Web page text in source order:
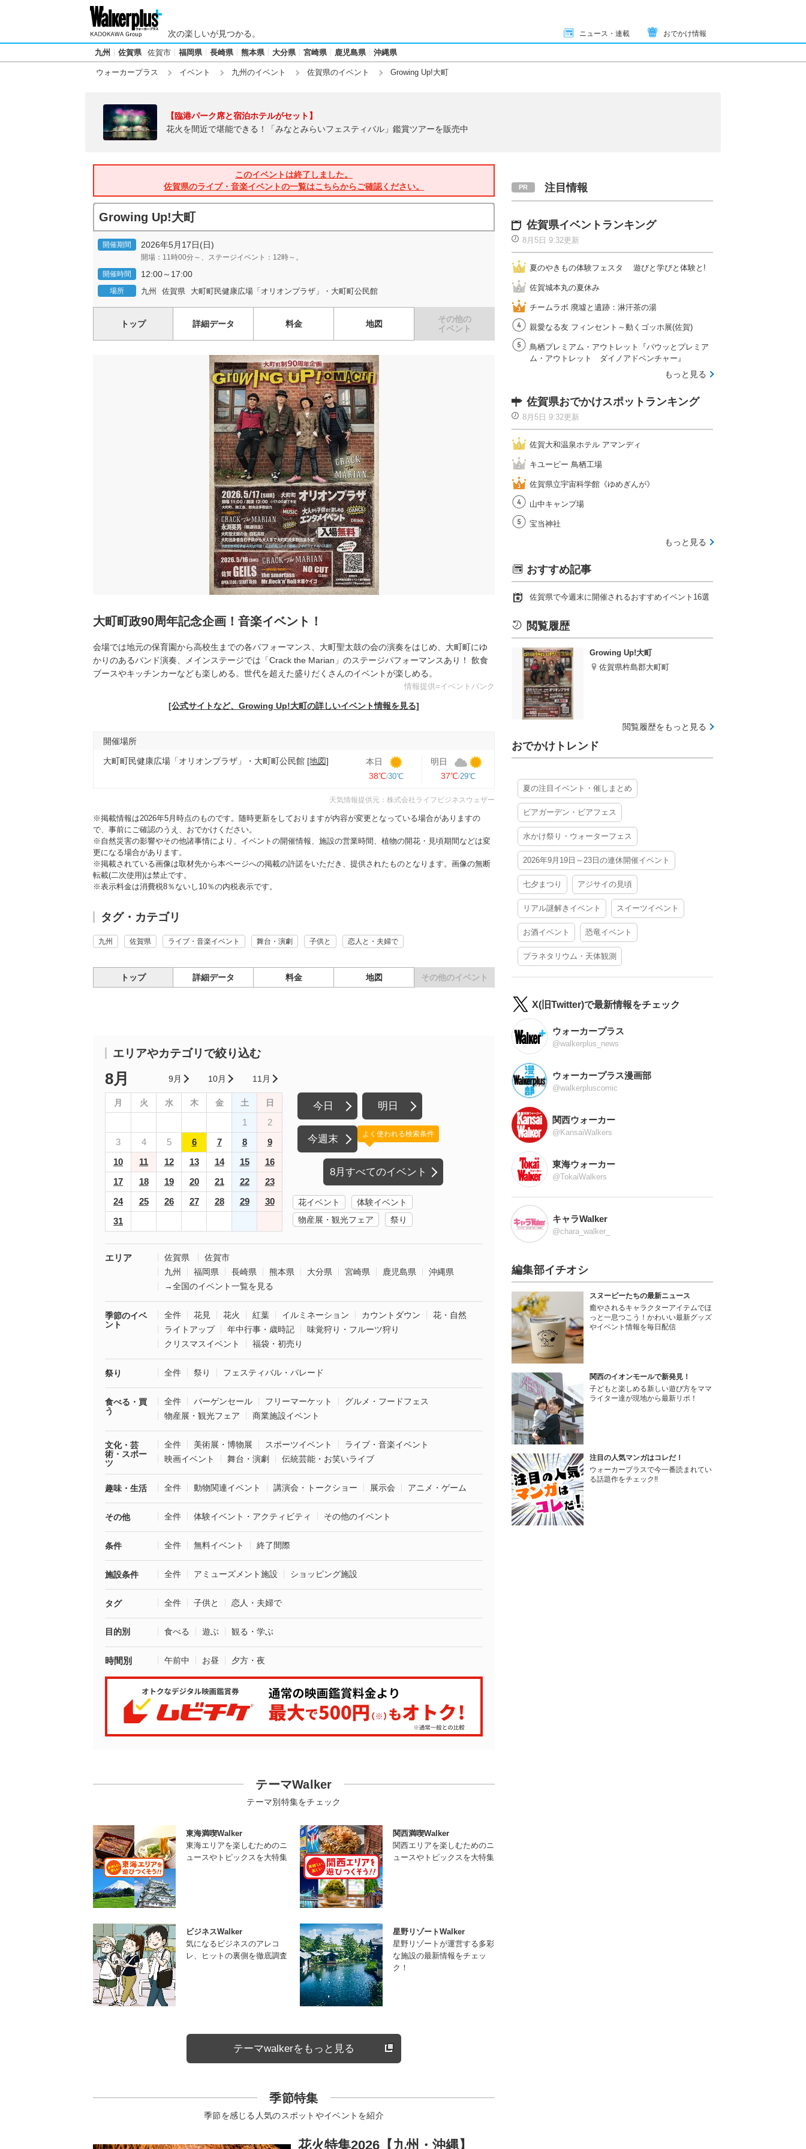
次の楽しいが見つかる。 ニュース・連載 おでかけ情報
九州 佐賀県 佐賀市 福岡県 長崎県 熊本県 大分県 宮崎県 鹿児島県 沖縄県
ウォーカープラス イベント 九州のイベント 佐賀県のイベント Growing Up!大町
【臨港パーク席と宿泊ホテルがセット】
花火を間近で堪能できる！「みなとみらいフェスティバル」鑑賞ツアーを販売中
このイベントは終了しました。
佐賀県のライブ・音楽イベントの一覧はこちらからご確認ください。
Growing Up!大町
開催期間 2026年5月17日(日)
開場：11時00分～、ステージイベント：12時～。
開催時間
12:00～17:00
場所 九州 佐賀県 大町町民健康広場「オリオンプラザ」・大町町公民館
トップ 詳細データ 料金 地図
その他の
イベント
大町町政90周年記念企画！音楽イベント！
会場では地元の保育園から高校生までの各パフォーマンス、大町聖太鼓の会の演奏をはじめ、大町町にゆ
かりのあるバンド演奏、メインステージでは「Crack the Marian」のステージパフォーマンスあり！ 飲食
ブースやキッチンカーなども楽しめる。世代を超えた盛りだくさんのイベントが楽しめる。
情報提供=イベントバンク
[公式サイトなど、Growing Up!大町の詳しいイベント情報を見る]
開催場所
大町町民健康広場「オリオンプラザ」・大町町公民館 [地図]
本日
38℃ 30℃
明日
37℃ 29℃
天気情報提供元：株式会社ライフビジネスウェザー
※掲載情報は2026年5月時点のものです。随時更新をしておりますが内容が変更となっている場合がありますの
で、事前にご確認のうえ、おでかけください。
※自然災害の影響やその他諸事情により、イベントの開催情報、施設の営業時間、植物の開花・見頃期間などは変
更になる場合があります。
※掲載されている画像は取材先から本ページへの掲載の許諾をいただき、提供されたものとなります。画像の無断
転載(二次使用)は禁止です。
※表示料金は消費税8％ないし10％の内税表示です。
タグ・カテゴリ
九州 佐賀県 ライブ・音楽イベント 舞台・演劇 子供と 恋人と・夫婦で
トップ 詳細データ 料金 地図 その他のイベント
エリアやカテゴリで絞り込む
8月 9月 10月 11月
月 火 水 木 金 土 日
1
2
3
4 5 6 7 8
9
10
11 12 13 14 15
16
17
18 19 20 21 22
23
24
25 26 27 28 29
30
31
今日 明日
今週末
8月すべてのイベント
よく使われる検索条件
花イベント
体験イベント
物産展・観光フェア
祭り
エリア 佐賀県
佐賀市
九州
福岡県 長崎県 熊本県 大分県 宮崎県 鹿児島県
沖縄県
→全国のイベント一覧を見る
季節のイベ
ント
全件 花見 花火 紅葉 イルミネーション カウントダウン
花・自然
ライトアップ
年中行事・歳時記
味覚狩り・フルーツ狩り
クリスマスイベント
福袋・初売り
祭り 全件 祭り フェスティバル・パレード
食べる・買
う
全件 バーゲンセール フリーマーケット
グルメ・フードフェス
物産展・観光フェア
商業施設イベント
文化・芸
術・スポー
ツ
全件 美術展・博物展 スポーツイベント
ライブ・音楽イベント
映画イベント
舞台・演劇 伝統芸能・お笑いライブ
趣味・生活 全件 動物関連イベント 講演会・トークショー 展示会 アニメ・ゲーム
その他 全件 体験イベント・アクティビティ その他のイベント
条件 全件 無料イベント 終了間際
施設条件 全件 アミューズメント施設 ショッピング施設
タグ 全件 子供と 恋人・夫婦で
目的別 食べる 遊ぶ 観る・学ぶ
時間別 午前中 お昼 夕方・夜
テーマWalker
テーマ別特集をチェック
東海満喫Walker
東海エリアを楽しむためのニ
ュースやトピックスを大特集
関西満喫Walker
関西エリアを楽しむためのニ
ュースやトピックスを大特集
ビジネスWalker
気になるビジネスのアレコ
レ、ヒットの裏側を徹底調査
星野リゾートWalker
星野リゾートが運営する多彩
な施設の最新情報をチェッ
ク！
テーマwalkerをもっと見る
季節特集
季節を感じる人気のスポットやイベントを紹介
花火特集2026【九州・沖縄】
注目情報
佐賀県イベントランキング
8月5日 9:32更新
夏のやきもの体験フェスタ 遊びと学びと体験と!
佐賀城本丸の夏休み
チームラボ 廃墟と遺跡：淋汗茶の湯
親愛なる友 フィンセント～動くゴッホ展(佐賀)
鳥栖プレミアム・アウトレット『パウッとプレミア
ム・アウトレット ダイノアドベンチャー』
もっと見る
佐賀県おでかけスポットランキング
8月5日 9:32更新
佐賀大和温泉ホテル アマンディ
キユーピー 鳥栖工場
佐賀県立宇宙科学館《ゆめぎんが》
山中キャンプ場
宝当神社
もっと見る
おすすめ記事
佐賀県で今週末に開催されるおすすめイベント16選
閲覧履歴
Growing Up!大町
佐賀県杵島郡大町町
閲覧履歴をもっと見る
おでかけトレンド
夏の注目イベント・催しまとめ
ビアガーデン・ビアフェス
水かけ祭り・ウォーターフェス
2026年9月19日～23日の連休開催イベント
七夕まつり アジサイの見頃
リアル謎解きイベント スイーツイベント
お酒イベント 恐竜イベント
プラネタリウム・天体観測
X(旧Twitter)で最新情報をチェック
ウォーカープラス
@walkerplus_news
ウォーカープラス漫画部
@walkerpluscomic
関西ウォーカー
@KansaiWalkers
東海ウォーカー
@TokaiWalkers
キャラWalker
@chara_walker_
編集部イチオシ
スヌーピーたちの最新ニュース
癒やされるキャラクターアイテムでほ
っと一息つこう！かわいい最新グッズ
やイベント情報を毎日配信
関西のイオンモールで新発見！
子どもと楽しめる新しい遊び方をママ
ライター達が現地から最新リポ！
注目の人気マンガはコレだ！
ウォーカープラスで今一番読まれてい
る話題作をチェック!!